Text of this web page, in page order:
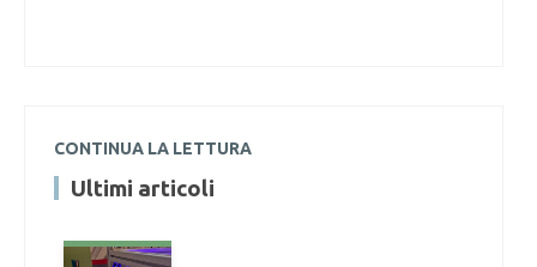
CONTINUA LA LETTURA
Ultimi articoli